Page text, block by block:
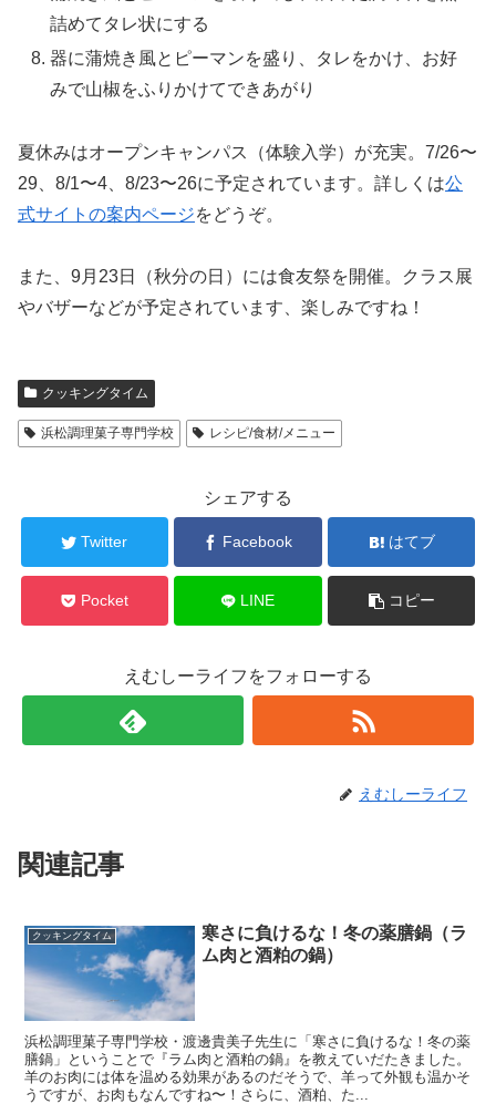
詰めてタレ状にする
器に蒲焼き風とピーマンを盛り、タレをかけ、お好
みで山椒をふりかけてできあがり
夏休みはオープンキャンパス（体験入学）が充実。7/26〜
29、8/1〜4、8/23〜26に予定されています。詳しくは公
式サイトの案内ページをどうぞ。
また、9月23日（秋分の日）には食友祭を開催。クラス展
やバザーなどが予定されています、楽しみですね！
クッキングタイム
浜松調理菓子専門学校 レシピ/食材/メニュー
シェアする
Twitter Facebook はてブ
Pocket LINE コピー
えむしーライフをフォローする
えむしーライフ
関連記事
クッキングタイム
寒さに負けるな！冬の薬膳鍋（ラ
ム肉と酒粕の鍋）
浜松調理菓子専門学校・渡邊貴美子先生に「寒さに負けるな！冬の薬
膳鍋」ということで『ラム肉と酒粕の鍋』を教えていだたきました。
羊のお肉には体を温める効果があるのだそうで、羊って外観も温かそ
うですが、お肉もなんですね〜！さらに、酒粕、た...